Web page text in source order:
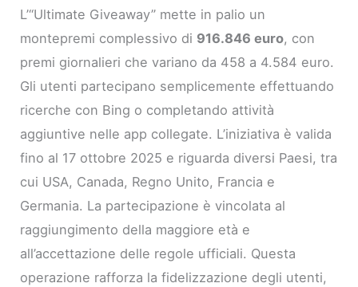
L’“Ultimate Giveaway” mette in palio un
montepremi complessivo di 916.846 euro, con
premi giornalieri che variano da 458 a 4.584 euro.
Gli utenti partecipano semplicemente effettuando
ricerche con Bing o completando attività
aggiuntive nelle app collegate. L’iniziativa è valida
fino al 17 ottobre 2025 e riguarda diversi Paesi, tra
cui USA, Canada, Regno Unito, Francia e
Germania. La partecipazione è vincolata al
raggiungimento della maggiore età e
all’accettazione delle regole ufficiali. Questa
operazione rafforza la fidelizzazione degli utenti,